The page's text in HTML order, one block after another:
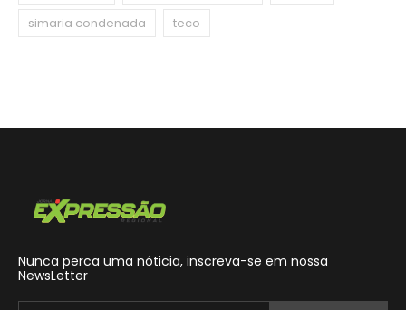
simaria condenada
teco
Nunca perca uma nóticia, inscreva-se em nossa
NewsLetter